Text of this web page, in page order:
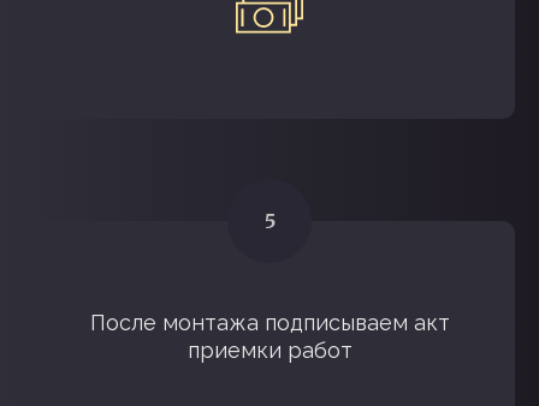
После монтажа подписываем акт
приемки работ